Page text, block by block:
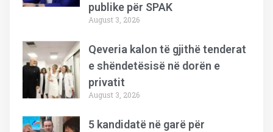
publike për SPAK
August 3, 2026
Qeveria kalon të gjithë tenderat
e shëndetësisë në dorën e
privatit
August 3, 2026
5 kandidatë në garë për